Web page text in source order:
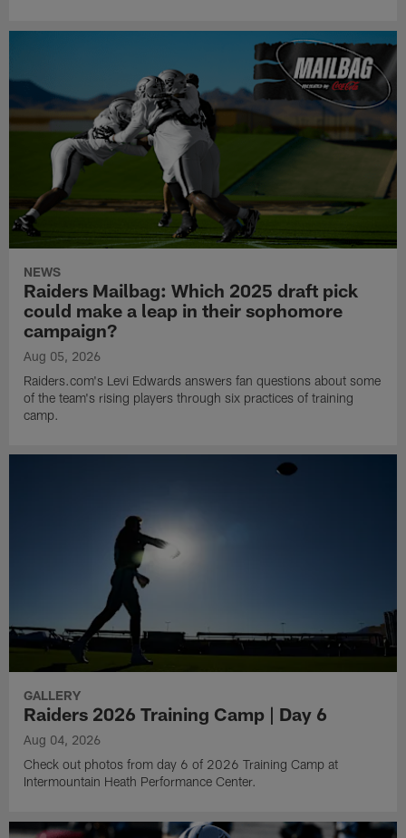
NEWS
Raiders Mailbag: Which 2025 draft pick
could make a leap in their sophomore
campaign?
Aug 05, 2026
Raiders.com's Levi Edwards answers fan questions about some
of the team's rising players through six practices of training
camp.
GALLERY
Raiders 2026 Training Camp | Day 6
Aug 04, 2026
Check out photos from day 6 of 2026 Training Camp at
Intermountain Heath Performance Center.